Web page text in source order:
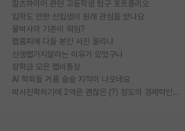
알츠하이머 관련 고등학생 탐구 포트폴리오
입학도 안한 신입생이 원래 관심을 받나요
물박사의 기준이 뭐임?
랩홈피에 다들 본인 사진 올리냐
신생랩가지말라는 이유가 있었구나
장학금 모은 랩비통장
AI 학회들 거품 슬슬 지적이 나오네요
박사진학하기에 2억은 괜찮은 (?) 정도의 경제력인가요